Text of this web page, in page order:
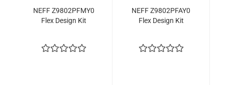
NEFF Z9802PFMY0
Flex Design Kit
NEFF Z9802PFAY0
Flex Design Kit